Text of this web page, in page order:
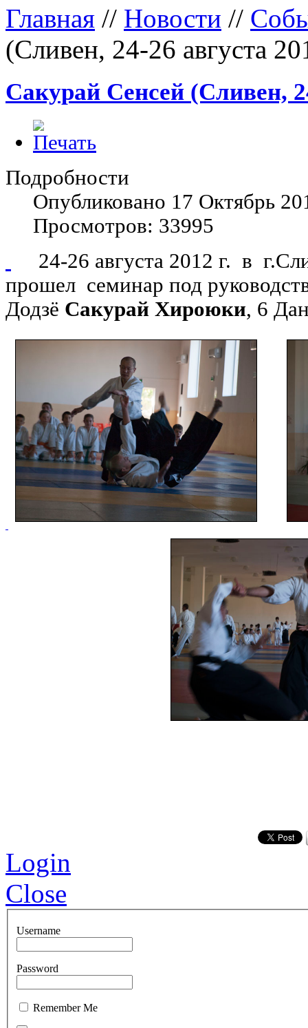
Главная // Новости //
(Сливен, 24-26 августа
Сакурай Сенсей (Сливен,
Подробности
Опубликовано 17 Октябрь
Просмотров: 33995
24-26 августа 2012 г. в
прошел семинар под
Додзё Сакурай Хироюки, 6
Login
Close
Username
Password
Remember Me